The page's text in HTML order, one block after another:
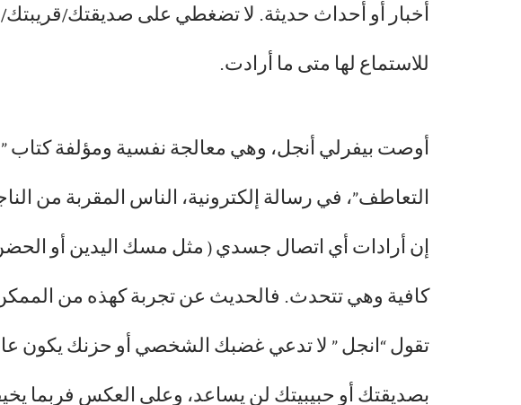
أخبار أو أحداث حديثة. لا تضغطي على صديقتك/
للاستماع لها متى ما أرادت.
أوصت بيفرلي أنجل، وهي معالجة نفسية ومؤلفة
التعاطف”، في رسالة إلكترونية، الناس المقربة من
إن أرادات أي اتصال جسدي ( مثل مسك اليدين أو
كافية وهي تتحدث. فالحديث عن تجربة كهذه من
تقول “انجل ” لا تدعي غضبك الشخصي أو حزنك يكون
بصديقتك أو حبيبيتك لن يساعد، وعلى العكس فربما